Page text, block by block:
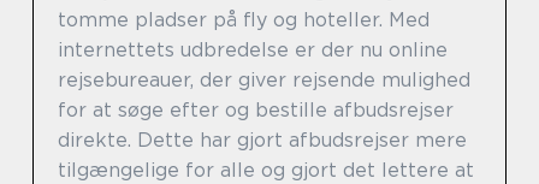
tomme pladser på fly og hoteller. Med
internettets udbredelse er der nu online
rejsebureauer, der giver rejsende mulighed
for at søge efter og bestille afbudsrejser
direkte. Dette har gjort afbudsrejser mere
tilgængelige for alle og gjort det lettere at